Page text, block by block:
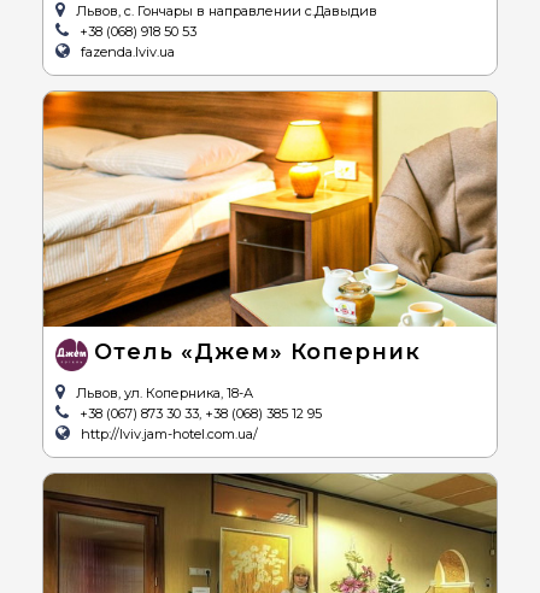
Львов, с. Гончары в направлении с.Давыдив
+38 (068) 918 50 53
fazenda.lviv.ua
Отель «Джем» Коперник
Львов, ул. Коперника, 18-А
+38 (067) 873 30 33, +38 (068) 385 12 95
http://lviv.jam-hotel.com.ua/